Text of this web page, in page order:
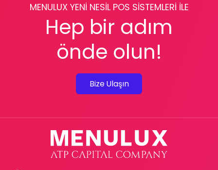
MENULUX YENİ NESİL POS SİSTEMLERİ İLE
Hep bir adım
önde olun!
Bize Ulaşın